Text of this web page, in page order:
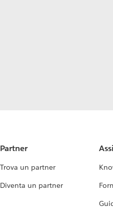
Partner
Trova un partner
Diventa un partner